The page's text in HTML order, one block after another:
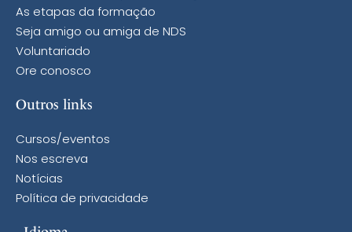
As etapas da formação
Seja amigo ou amiga de NDS
Voluntariado
Ore conosco
Outros links
Cursos/eventos
Nos escreva
Notícias
Política de privacidade